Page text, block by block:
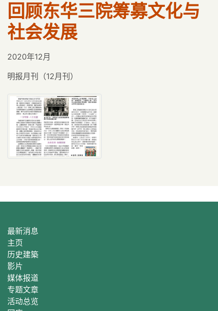
回顾东华三院筹募文化与
社会发展
2020年12月
明报月刊（12月刊）
最新消息
主页
历史建築
影片
媒体报道
专题文章
活动总览